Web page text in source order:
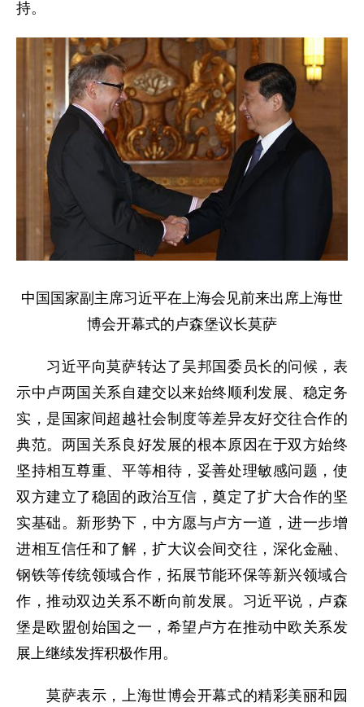
持。
中国国家副主席习近平在上海会见前来出席上海世
博会开幕式的卢森堡议长莫萨
习近平向莫萨转达了吴邦国委员长的问候，表
示中卢两国关系自建交以来始终顺利发展、稳定务
实，是国家间超越社会制度等差异友好交往合作的
典范。两国关系良好发展的根本原因在于双方始终
坚持相互尊重、平等相待，妥善处理敏感问题，使
双方建立了稳固的政治互信，奠定了扩大合作的坚
实基础。新形势下，中方愿与卢方一道，进一步增
进相互信任和了解，扩大议会间交往，深化金融、
钢铁等传统领域合作，拓展节能环保等新兴领域合
作，推动双边关系不断向前发展。习近平说，卢森
堡是欧盟创始国之一，希望卢方在推动中欧关系发
展上继续发挥积极作用。
莫萨表示，上海世博会开幕式的精彩美丽和园